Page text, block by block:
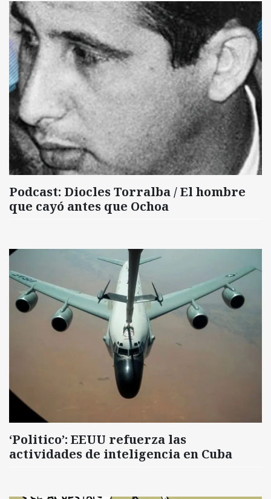
Podcast: Diocles Torralba / El hombre
que cayó antes que Ochoa
‘Politico’: EEUU refuerza las
actividades de inteligencia en Cuba